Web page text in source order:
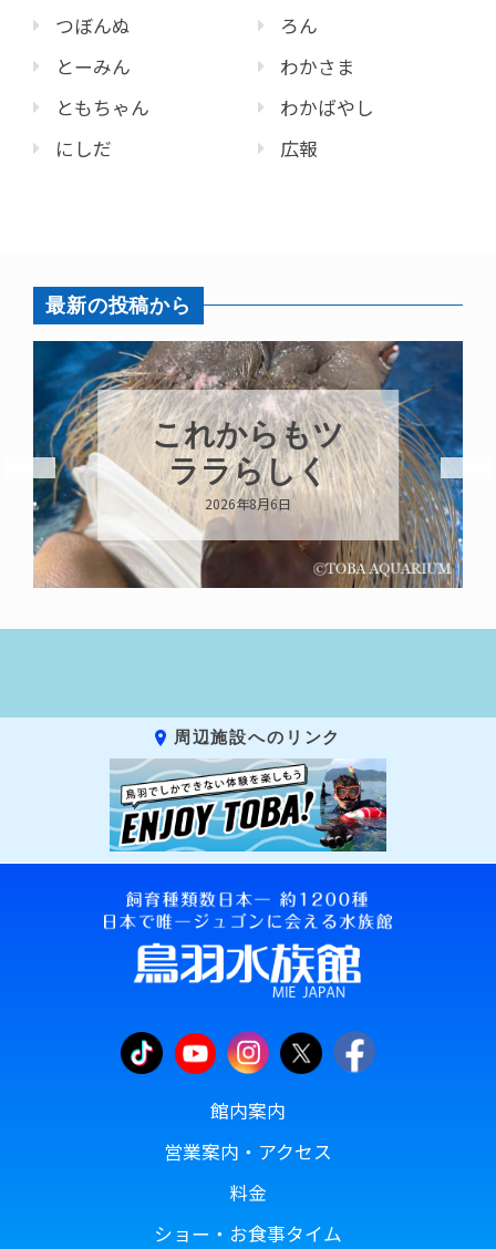
つぼんぬ
とーみん
ともちゃん
にしだ
ろん
わかさま
わかばやし
広報
最新の投稿から
ハロー’s
Birthday!!!
2026年8月6日
周辺施設へのリンク
館内案内
営業案内・アクセス
料金
ショー・お食事タイム